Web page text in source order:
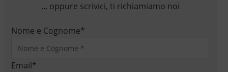
... oppure scrivici, ti richiamiamo noi
Nome e Cognome*
Email*